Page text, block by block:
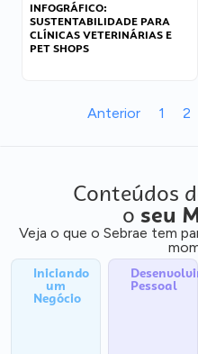
INFOGRÁFICO:
SUSTENTABILIDADE PARA
CLÍNICAS VETERINÁRIAS E
PET SHOPS
Anterior 1 2
Conteúdos
o seu
Veja o que o Sebrae tem
Iniciando
um
Negócio
Pessoal